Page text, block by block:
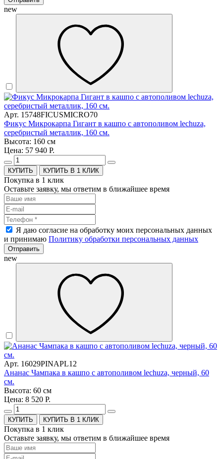
new
Арт. 15748FICUSMICRO70
Фикус Микрокарпа Гигант в кашпо с автополивом lechuza,
серебристый металлик, 160 см.
Высота: 160 см
Цена: 57 940 Р.
КУПИТЬ В 1 КЛИК
Покупка в 1 клик
Оставьте заявку, мы ответим в ближайшее время
Я даю согласие на обработку моих персональных данных
и принимаю Политику обработки персональных данных
Отправить
new
Арт. 16029PINAPL12
Ананас Чампака в кашпо с автополивом lechuza, черный, 60
см.
Высота: 60 см
Цена: 8 520 Р.
КУПИТЬ В 1 КЛИК
Покупка в 1 клик
Оставьте заявку, мы ответим в ближайшее время